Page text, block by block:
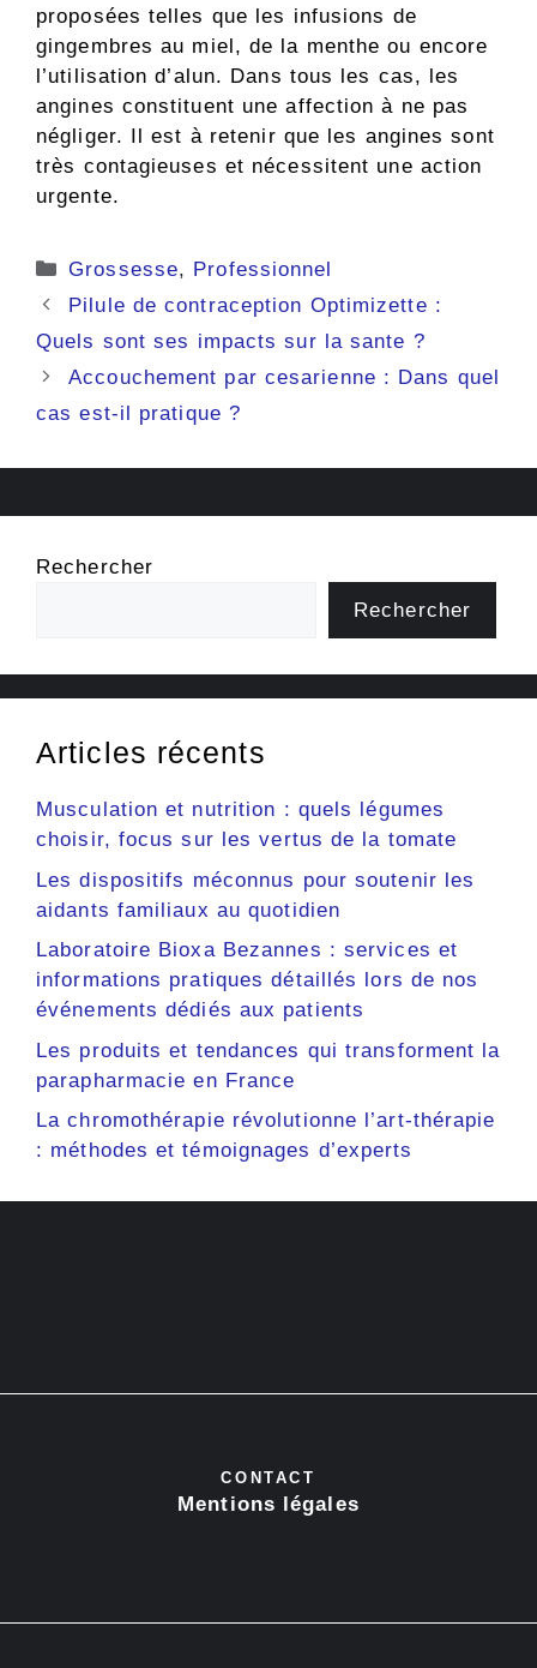
proposées telles que les infusions de
gingembres au miel, de la menthe ou encore
l’utilisation d’alun. Dans tous les cas, les
angines constituent une affection à ne pas
négliger. Il est à retenir que les angines sont
très contagieuses et nécessitent une action
urgente.
Catégories
Grossesse, Professionnel
Pilule de contraception Optimizette :
Quels sont ses impacts sur la sante ?
Accouchement par cesarienne : Dans quel
cas est-il pratique ?
Rechercher
Rechercher
Articles récents
Musculation et nutrition : quels légumes
choisir, focus sur les vertus de la tomate
Les dispositifs méconnus pour soutenir les
aidants familiaux au quotidien
Laboratoire Bioxa Bezannes : services et
informations pratiques détaillés lors de nos
événements dédiés aux patients
Les produits et tendances qui transforment la
parapharmacie en France
La chromothérapie révolutionne l’art-thérapie
: méthodes et témoignages d’experts
CONTACT
Mentions légales